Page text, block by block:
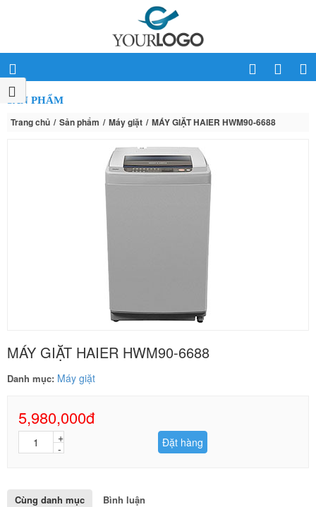
SẢN PHẨM
Trang chủ Sản phẩm Máy giặt MÁY GIẶT HAIER HWM90-6688
MÁY GIẶT HAIER HWM90-6688
Danh mục: Máy giặt
5,980,000đ
Đặt hàng
Cùng danh mục Bình luận